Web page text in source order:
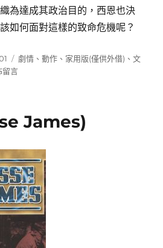
為達成其政治目的，西恩也決
如何面對這樣的致命危機呢？
分
類
劇情 、動作 、 家用版(僅供外借) 、文
〉
留言
James)